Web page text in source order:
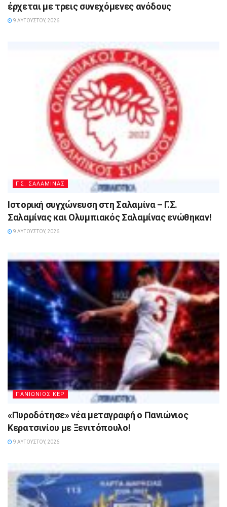
έρχεται με τρεις συνεχόμενες ανόδους
9 ΑΥΓΟΎΣΤΟΥ, 2026
Γ.Σ. ΣΑΛΑΜΙΝΑΣ
Ιστορική συγχώνευση στη Σαλαμίνα – Γ.Σ.
Σαλαμίνας και Ολυμπιακός Σαλαμίνας ενώθηκαν!
9 ΑΥΓΟΎΣΤΟΥ, 2026
ΠΑΝΙΩΝΙΟΣ ΚΕΡ
«Πυροδότησε» νέα μεταγραφή ο Πανιώνιος
Κερατσινίου με Ξενιτόπουλο!
9 ΑΥΓΟΎΣΤΟΥ, 2026